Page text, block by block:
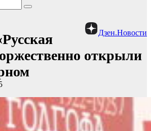
Дзен.Новости
открыли